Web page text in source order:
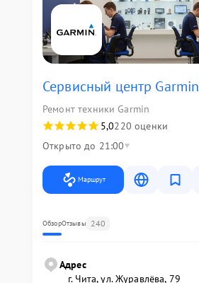
Сервисный центр Garmin
Ремонт техники Garmin
5,0220 оценки
Открыто до 21:00
Маршрут
ОбзорОтзывы 240
Адрес
г. Чита, ул. Журавлёва, 79